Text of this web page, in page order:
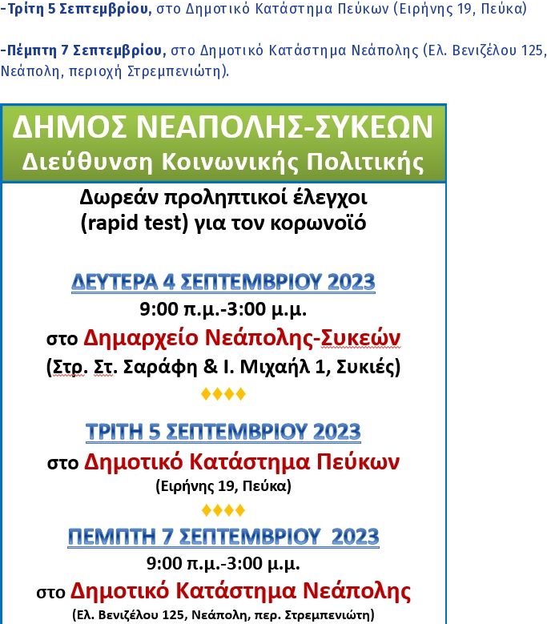
-Τρίτη 5 Σεπτεμβρίου, στο Δημοτικό Κατάστημα Πεύκων (Ειρήνης 19, Πεύκα)
-Πέμπτη 7 Σεπτεμβρίου, στο Δημοτικό Κατάστημα Νεάπολης (Ελ. Βενιζέλου 125,
Νεάπολη, περιοχή Στρεμπενιώτη).